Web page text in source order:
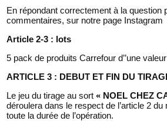
En répondant correctement à la question
commentaires, sur notre page Instagram
Article 2-3 : lots
5 pack de produits Carrefour d’’une
ARTICLE 3 : DEBUT ET FIN DU
Le jeu du tirage au sort« NOEL CHEZ
déroulera dans le respect de l’article 2
toute la durée de l’opération.